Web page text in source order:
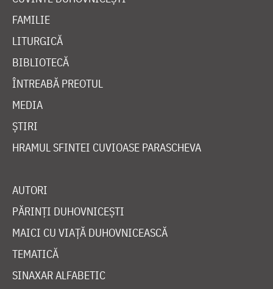
FAMILIE
LITURGICĂ
BIBLIOTECĂ
ÎNTREABĂ PREOTUL
MEDIA
ȘTIRI
HRAMUL SFINTEI CUVIOASE PARASCHEVA
AUTORI
PĂRINȚI DUHOVNICEȘTI
MAICI CU VIAȚĂ DUHOVNICEASCĂ
TEMATICĂ
SINAXAR ALFABETIC